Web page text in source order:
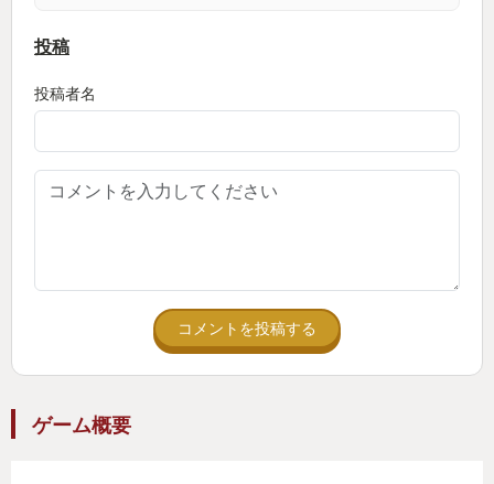
「ロックマンシリーズが大好きという人「だけ」に
本家よろしく慣れるまで多少苦労すると思うので
早めに2段ジャンプは欲しい。（スキルは基本的に購
投稿
投稿者名
コメントを投稿する
ゲーム概要